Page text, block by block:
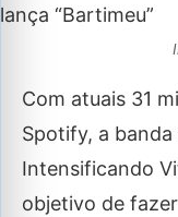
Com atuais 31
Spotify, a
Intensificando
objetivo de